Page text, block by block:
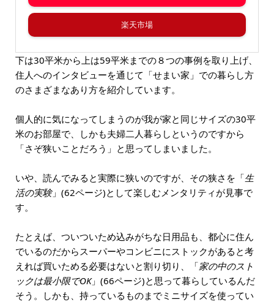
楽天市場
下は30平米から上は59平米までの８つの事例を取り上げ、
住人へのインタビューを通じて「せまい家」での暮らし方
のさまざまなあり方を紹介しています。
個人的に気になってしまうのが我が家と同じサイズの30平
米のお部屋で、しかも夫婦二人暮らしというのですから
「さぞ狭いことだろう」と思ってしまいました。
いや、読んでみると実際に狭いのですが、その狭さを「生
活の実験」(62ページ)として楽しむメンタリティが見事で
す。
たとえば、ついついため込みがちな日用品も、都心に住ん
でいるのだからスーパーやコンビニにストックがあると考
えれば買いためる必要はないと割り切り、「家の中のスト
ックは最小限でOK」(66ページ)と思って暮らしているんだ
そう。しかも、持っているものまでミニサイズを使ってい